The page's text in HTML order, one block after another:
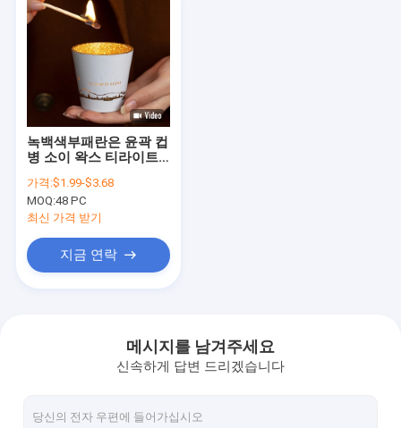
회사 소개
녹백색부패란은 윤곽 컵
병 소이 왁스 티라이트
니다
가격:$1.99-$3.68
MOQ:48 PC
최신 가격 받기
지금 연락
메시지를 남겨주세요
신속하게 답변 드리겠습니다